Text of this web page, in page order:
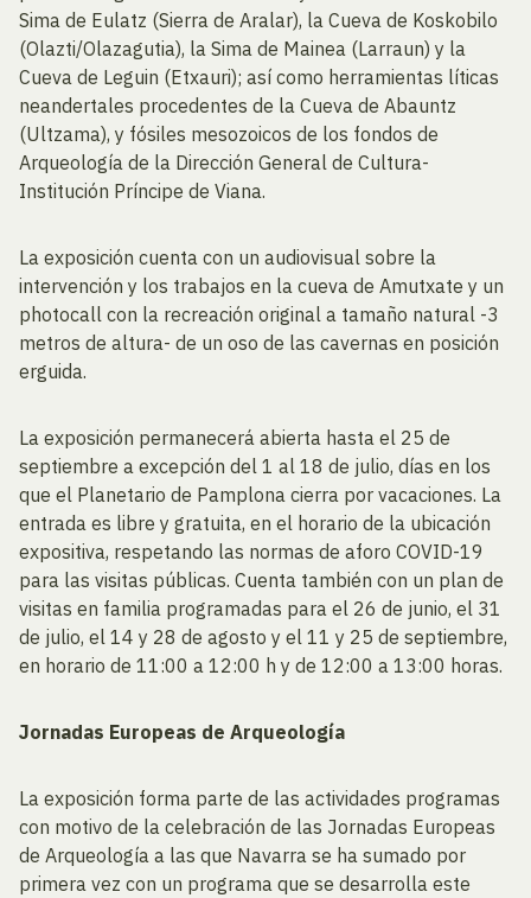
Sima de Eulatz (Sierra de Aralar), la Cueva de Koskobilo
(Olazti/Olazagutia), la Sima de Mainea (Larraun) y la
Cueva de Leguin (Etxauri); así como herramientas líticas
neandertales procedentes de la Cueva de Abauntz
(Ultzama), y fósiles mesozoicos de los fondos de
Arqueología de la Dirección General de Cultura-
Institución Príncipe de Viana.
La exposición cuenta con un audiovisual sobre la
intervención y los trabajos en la cueva de Amutxate y un
photocall con la recreación original a tamaño natural -3
metros de altura- de un oso de las cavernas en posición
erguida.
La exposición permanecerá abierta hasta el 25 de
septiembre a excepción del 1 al 18 de julio, días en los
que el Planetario de Pamplona cierra por vacaciones. La
entrada es libre y gratuita, en el horario de la ubicación
expositiva, respetando las normas de aforo COVID-19
para las visitas públicas. Cuenta también con un plan de
visitas en familia programadas para el 26 de junio, el 31
de julio, el 14 y 28 de agosto y el 11 y 25 de septiembre,
en horario de 11:00 a 12:00 h y de 12:00 a 13:00 horas.
Jornadas Europeas de Arqueología
La exposición forma parte de las actividades programas
con motivo de la celebración de las Jornadas Europeas
de Arqueología a las que Navarra se ha sumado por
primera vez con un programa que se desarrolla este